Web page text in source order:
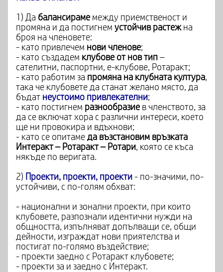
1) Да балансираме между приемственост и
промяна и да постигнем устойчив растеж на
броя на членовете:
- като привлечем нови членове;
- като създадем клубове от нов тип –
сателитни, паспортни, е-клубове, Ротаракт;
- като работим за промяна на клубната култура,
така че клубовете да станат желано място, да
бъдат неустоимо привлекателни;
- като постигнем разнообразие в членството, за
да се включат хора с различни интереси, което
ще ни провокира и вдъхнови;
- като се опитаме да възстановим връзката
Интеракт – Ротаракт – Ротари, която се къса
някъде по веригата.
2) Проекти, проекти, проекти - по-значими, по-
устойчиви, с по-голям обхват:
- национални и зонални проекти, при които
клубовете, разпознали идентични нужди на
общността, изпълняват допълващи се, общи
дейности, изграждат нови приятелства и
постигат по-голямо въздействие;
- проекти заедно с Ротаракт клубовете;
- проекти за и заедно с Интеракт.